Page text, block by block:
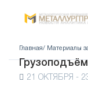
Главная/ Материалы
21 ОКТЯБРЯ -